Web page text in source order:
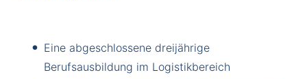
Eine abgeschlossene dreijährige
Berufsausbildung im Logistikbereich